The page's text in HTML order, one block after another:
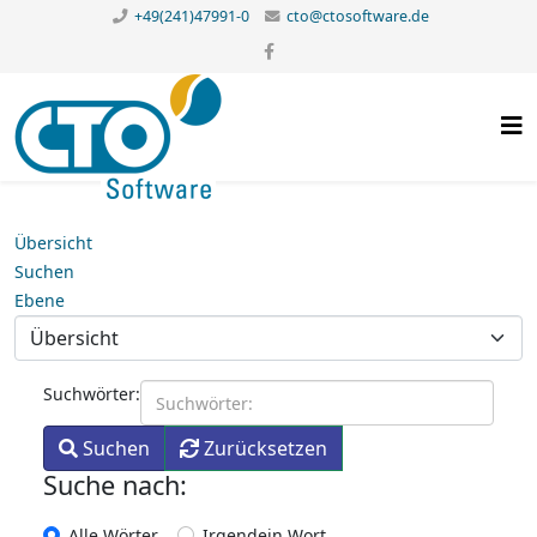
+49(241)47991-0 cto@ctosoftware.de
Übersicht
Suchen
Ebene
Suchwörter:
Suchen Zurücksetzen
Suche nach: